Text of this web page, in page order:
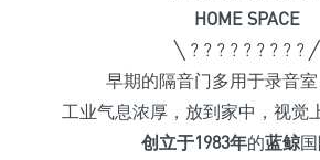
HOME SPACE
╲ ? ? ? ? ? ? ? ? ? ╱
早期的隔音门多用于录音室
工业气息浓厚，放到家中，视觉
创立于1983年的蓝鲸国